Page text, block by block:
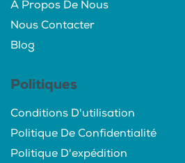
À Propos De Nous
Nous Contacter
Blog
Politiques
Conditions D'utilisation
Politique De Confidentialité
Politique D'expédition